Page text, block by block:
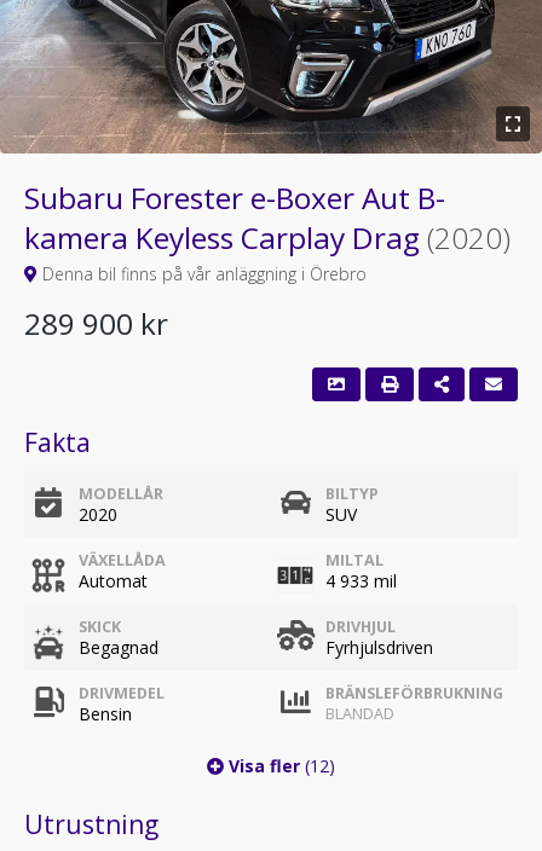
Subaru Forester e-Boxer Aut B-
kamera Keyless Carplay Drag (2020)
Denna bil finns på vår anläggning i Örebro
289 900 kr
Fakta
MODELLÅR
2020
BILTYP
SUV
VÄXELLÅDA
Automat
MILTAL
4 933 mil
SKICK
Begagnad
DRIVHJUL
Fyrhjulsdriven
DRIVMEDEL
Bensin
BRÄNSLEFÖRBRUKNING
BLANDAD
Visa fler (12)
Utrustning